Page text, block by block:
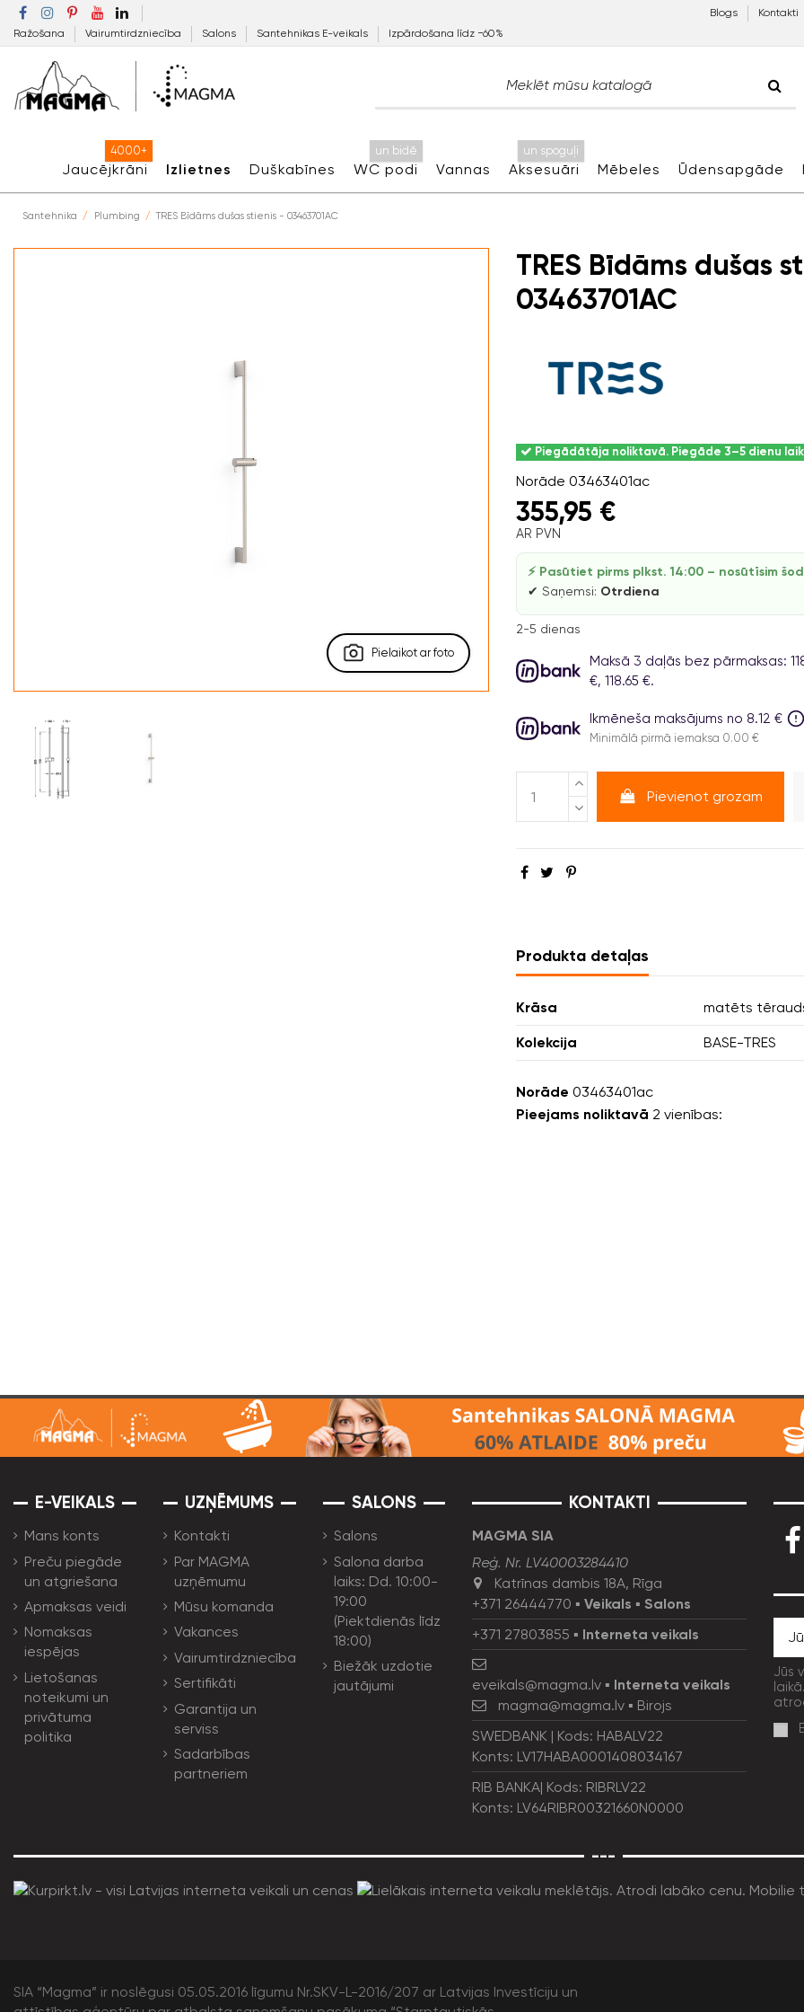
Ražošana Vairumtirdzniecība Salons Santehnikas E-veikals Izpārdošana līdz −60%
Blogs Kontakti
Jaucējkrāni
4000+
Izlietnes Duškabīnes WC podi
un bidē
Vannas Aksesuāri
un spoguļi
Mēbeles Ūdensapgāde
Santehnika Plumbing TRES Bīdāms dušas stienis - 03463701AC
Pielaikot ar foto
TRES Bīdāms dušas
03463701AC
Piegādātāja noliktavā. Piegāde 3–5 dienu
Norāde 03463401ac
355,95 €
AR PVN
⚡ Pasūtiet pirms plkst. 14:00 – nosūtīsim
✔ Saņemsi: Otrdiena
2-5 dienas
Maksā 3 daļās bez pārmaksas:
€, 118.65 €.
Ikmēneša maksājums no 8.12 €
Minimālā pirmā iemaksa 0.00 €
Pievienot grozam
Produkta detaļas
Krāsa matēts
Kolekcija BASE-TRES
Norāde 03463401ac
Pieejams noliktavā 2 vienības:
E-VEIKALS
Mans konts
Preču piegāde
un atgriešana
Apmaksas veidi
Nomaksas
iespējas
Lietošanas
noteikumi un
privātuma
politika
UZŅĒMUMS
Kontakti
Par MAGMA
uzņēmumu
Mūsu komanda
Vakances
Vairumtirdzniecība
Sertifikāti
Garantija un
serviss
Sadarbības
partneriem
SALONS
Salons
Salona darba
laiks: Dd. 10:00-
19:00
(Piektdienās līdz
18:00)
Biežāk uzdotie
jautājumi
KONTAKTI
MAGMA SIA
Reģ. Nr. LV40003284410
Katrīnas dambis 18A, Rīga
+371 26444770 ▪ Veikals ▪ Salons
+371 27803855 ▪ Interneta veikals
eveikals@magma.lv ▪ Interneta veikals
magma@magma.lv▪ Birojs
SWEDBANK | Kods: HABALV22
Konts: LV17HABA0001408034167
RIB BANKA| Kods: RIBRLV22
Konts: LV64RIBR00321660N0000
Jūs
---
SIA “Magma” ir noslēgusi 05.05.2016 līgumu Nr.SKV-L-2016/207 ar Latvijas Investīciju un